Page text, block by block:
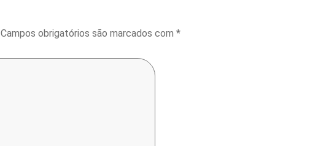
Campos obrigatórios são marcados com *